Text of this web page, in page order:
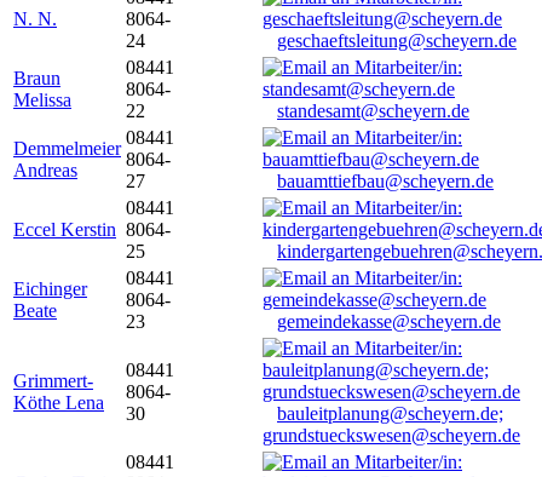
N. N.
8064-
24
geschaeftsleitung@scheyern.de
Braun
Melissa
08441
8064-
22
standesamt@scheyern.de
Demmelmeier
Andreas
08441
8064-
27
bauamttiefbau@scheyern.de
Eccel Kerstin
08441
8064-
25
Eichinger
Beate
08441
8064-
23
gemeindekasse@scheyern.de
Grimmert-
Köthe Lena
08441
8064-
30
bauleitplanung@scheyern.de;
grundstueckswesen@scheyern.de
08441